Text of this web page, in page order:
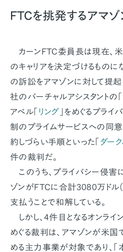
FTCを挑発するアマゾ
カーンFTC委員長は現在、米
のキャリアを決定づけるものにな
の訴訟をアマゾンに対して提起
社のバーチャルアシスタントの「
アベル「 リング 」をめぐるプラ
制のプライムサービスへの同
約しづらい手順といった「 ダー
件の裁判だ。
このうち、プライバシー侵害
ゾンがFTCに合計3080万ドル
支払うことで和解している。
しかし、4件目となるオンライ
めぐる裁判は、アマゾンが米
める主力事業が対象であり、「